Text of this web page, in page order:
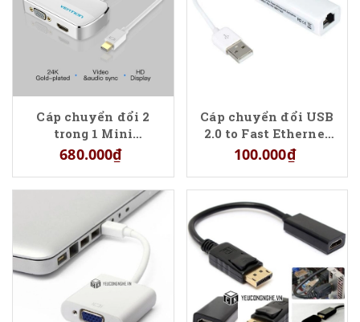
Cáp chuyển đổi 2
trong 1 Mini
Displayport ra
HDMI/VGA - Vention
680.000₫
Cáp chuyển đổi USB
2.0 to Fast Ethernet
Adapter
100.000₫